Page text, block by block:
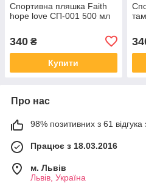
Спортивна пляшка Faith
hope love СП-001 500 мл
340 ₴
Купити
Про нас
98% позитивних з 61 відгука
Працює з 18.03.2016
м. Львів
Львів, Україна